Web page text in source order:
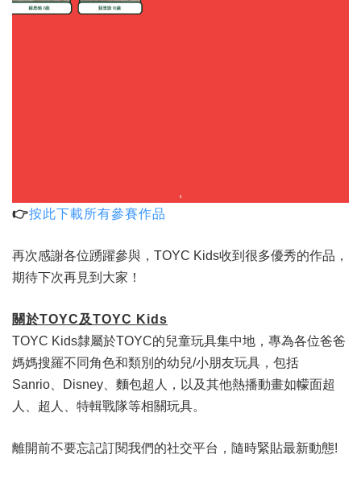
👉按此下載所有參賽作品
再次感謝各位踴躍參與，TOYC Kids收到很多優秀的作品，
期待下次再見到大家！
關於TOYC及TOYC Kids
TOYC Kids隸屬於TOYC的兒童玩具集中地，專為各位爸爸
媽媽搜羅不同角色和類別的幼兒/小朋友玩具，包括
Sanrio、Disney、麵包超人，以及其他熱播動畫如幪面超
人、超人、特輯戰隊等相關玩具。
離開前不要忘記訂閱我們的社交平台，隨時緊貼最新動態!